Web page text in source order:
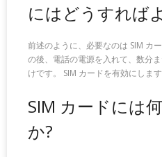
にはどうすれば
前述のように、必要なのは SIM カ
の後、電話の電源を入れて、数分
けです。 SIM カードを有効にします
SIM カードには
か?